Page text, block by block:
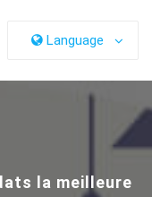
Language
la meilleure